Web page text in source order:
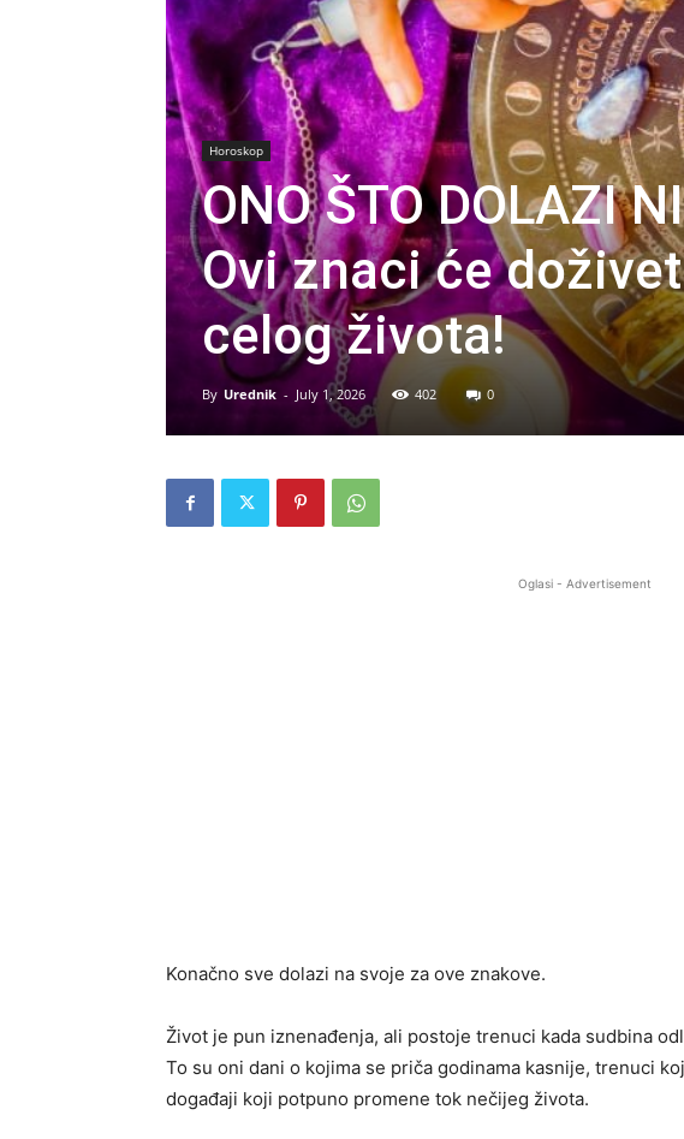
Horoskop
ONO ŠTO DOLAZI
Ovi znaci će
celog života!
By Urednik - July 1, 2026 402 0
Oglasi - Advertisement
Konačno sve dolazi na svoje za ove znakove.
Život je pun iznenađenja, ali postoje trenuci kada sudbina
To su oni dani o kojima se priča godinama kasnije, trenuci
događaji koji potpuno promene tok nečijeg života.